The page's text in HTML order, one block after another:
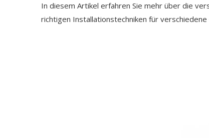
In diesem Artikel erfahren Sie mehr über die
richtigen Installationstechniken für verschiedene